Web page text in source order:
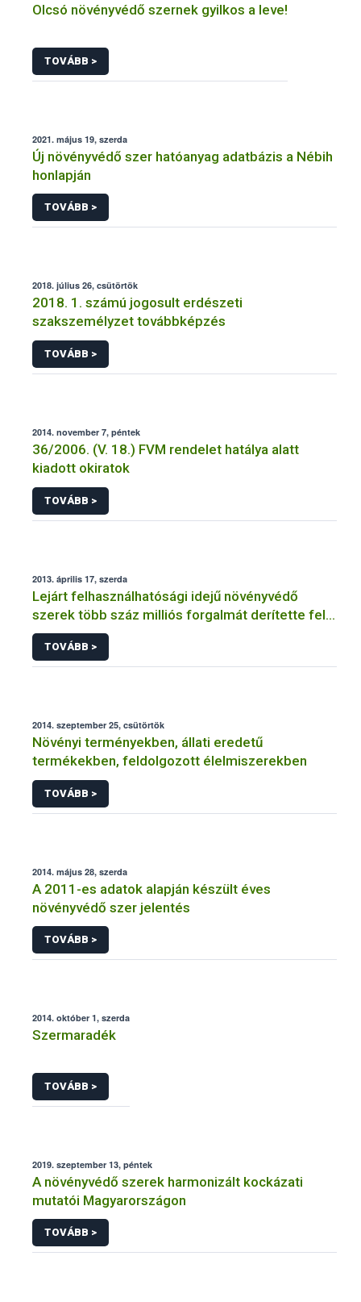
Olcsó növényvédő szernek gyilkos a leve!
TOVÁBB >
2021. május 19, szerda
Új növényvédő szer hatóanyag adatbázis a Nébih
honlapján
TOVÁBB >
2018. július 26, csütörtök
2018. 1. számú jogosult erdészeti
szakszemélyzet továbbképzés
TOVÁBB >
2014. november 7, péntek
36/2006. (V. 18.) FVM rendelet hatálya alatt
kiadott okiratok
TOVÁBB >
2013. április 17, szerda
Lejárt felhasználhatósági idejű növényvédő
szerek több száz milliós forgalmát derítette fel a
NÉBIH
TOVÁBB >
2014. szeptember 25, csütörtök
Növényi terményekben, állati eredetű
termékekben, feldolgozott élelmiszerekben
TOVÁBB >
2014. május 28, szerda
A 2011-es adatok alapján készült éves
növényvédő szer jelentés
TOVÁBB >
2014. október 1, szerda
Szermaradék
TOVÁBB >
2019. szeptember 13, péntek
A növényvédő szerek harmonizált kockázati
mutatói Magyarországon
TOVÁBB >